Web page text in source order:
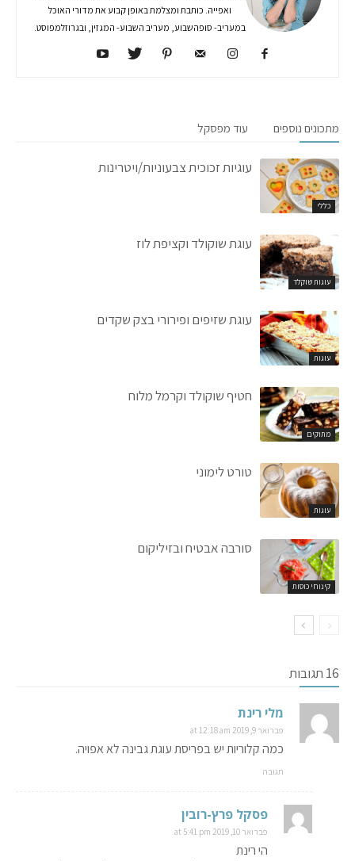
ואפייה. כותבת ומצלמת באופן קבוע את מדורי האוכל
במעריב- סופהשבוע, מעריב השבוע- המגזין, ובגרוזלמפוסט.
מתכונים נוספים עוד מפסקל
כללי
עוגיות זכוכית צבעוניות/ויטרינות
עוגות שוקלד
עוגת שוקולד וקציפת לוז
עוגות
עוגת שזיפים ופירורי בצק שקדים
מתוקים
חטיף שוקולד וקרמל מלוח
עוגות
טורט לימוני
קינוחי כוסות
סורבה אבטיח ובזיליקום
16 תגובות
מלי רינת
פברואר 9, 2019 at 12:18 am
כמה קלוריות יש בפריסת עוגת גבינה לא אפויה.
תגובה
פסקל פרץ-רובין
פברואר 10, 2019 at 5:41 pm
הי רינת